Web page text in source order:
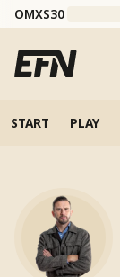
OMXS30
START PLAY